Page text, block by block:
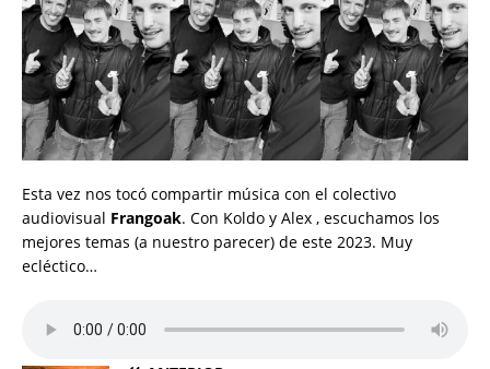
Esta vez nos tocó compartir música con el colectivo
audiovisual Frangoak. Con Koldo y Alex , escuchamos los
mejores temas (a nuestro parecer) de este 2023. Muy
ecléctico…